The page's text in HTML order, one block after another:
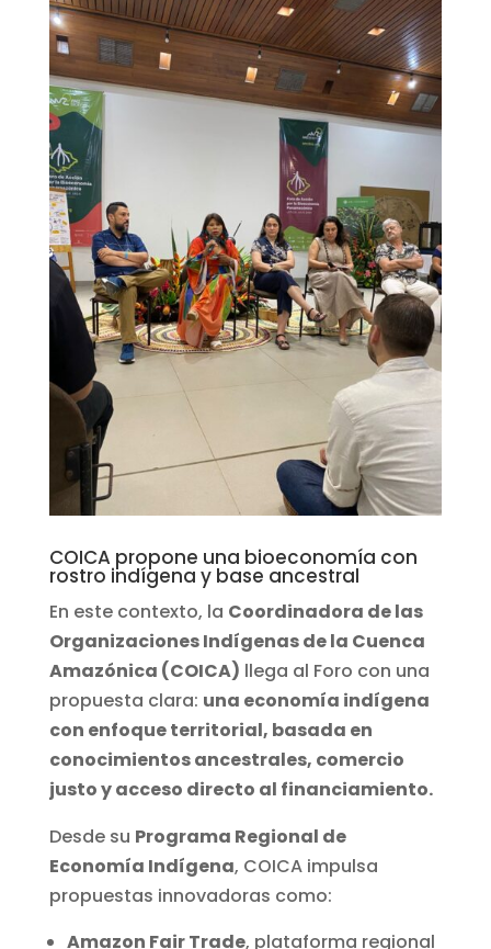
COICA propone una bioeconomía con
rostro indígena y base ancestral
En este contexto, la Coordinadora de las
Organizaciones Indígenas de la Cuenca
Amazónica (COICA) llega al Foro con una
propuesta clara: una economía indígena
con enfoque territorial, basada en
conocimientos ancestrales, comercio
justo y acceso directo al financiamiento.
Desde su Programa Regional de
Economía Indígena, COICA impulsa
propuestas innovadoras como:
Amazon Fair Trade, plataforma regional